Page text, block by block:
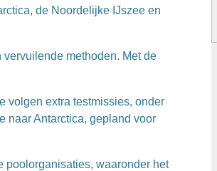
de Noordelijke IJszee en
methoden. Met de
volgen extra testmissies, onder
naar Antarctica, gepland voor
poolorganisaties, waaronder het